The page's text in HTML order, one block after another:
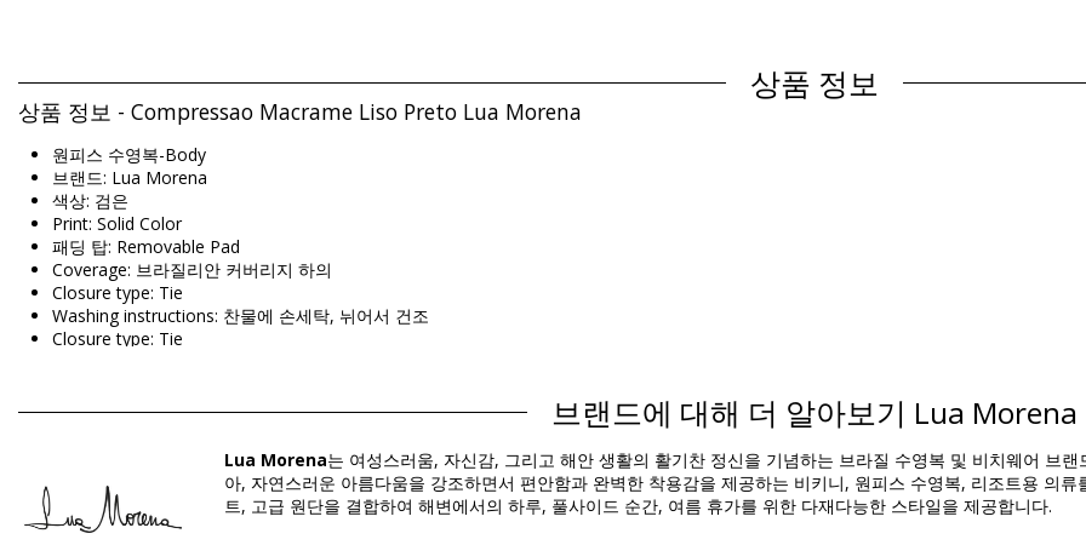
상품 정보
상품 정보 - Compressao Macrame Liso Preto Lua Morena
원피스 수영복-Body
브랜드: Lua Morena
색상: 검은
Print: Solid Color
패딩 탑: Removable Pad
Coverage: 브라질리안 커버리지 하의
Closure type: Tie
Washing instructions: 찬물에 손세탁, 뉘어서 건조
Closure type: Tie
Composition
Composition: 84% Polyamide, 16% Elastane
Lining: 88% Polyamide, 12% Elastane
브랜드에 대해 더 알아보기 Lua Morena
Lua Morena는 여성스러움, 자신감, 그리고 해안 생활의 활기찬 정신을 기념하는 브라질 수영복 및 비치웨어 브
아, 자연스러운 아름다움을 강조하면서 편안함과 완벽한 착용감을 제공하는 비키니, 원피스 수영복, 리조트용 의
트, 고급 원단을 결합하여 해변에서의 하루, 풀사이드 순간, 여름 휴가를 위한 다재다능한 스타일을 제공합니다.